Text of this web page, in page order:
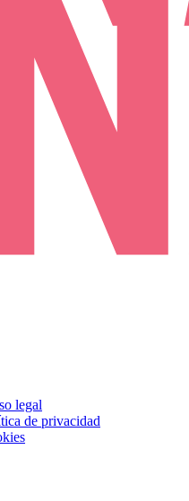
legal
de privacidad